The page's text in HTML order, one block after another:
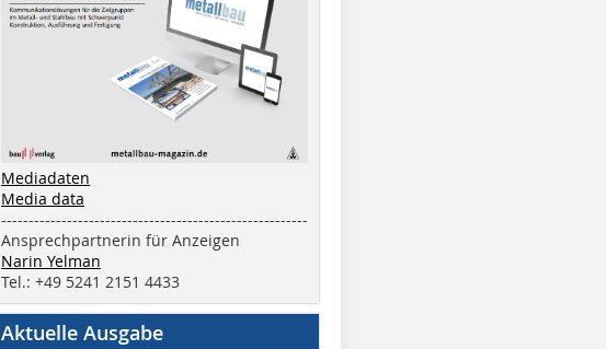
Mediadaten
Media data
--------------------------------------------------------
Ansprechpartnerin für Anzeigen
Narin Yelman
Tel.: +49 5241 2151 4433
Aktuelle Ausgabe